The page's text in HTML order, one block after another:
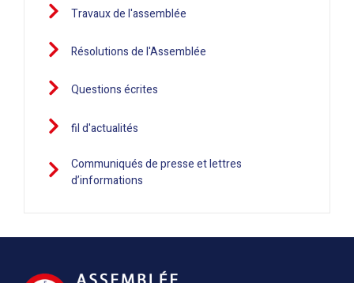
Travaux de l'assemblée
Résolutions de l'Assemblée
Questions écrites
fil d'actualités
Communiqués de presse et lettres
d’informations